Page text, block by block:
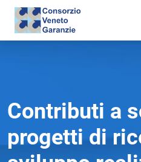
Contributi a
progetti di